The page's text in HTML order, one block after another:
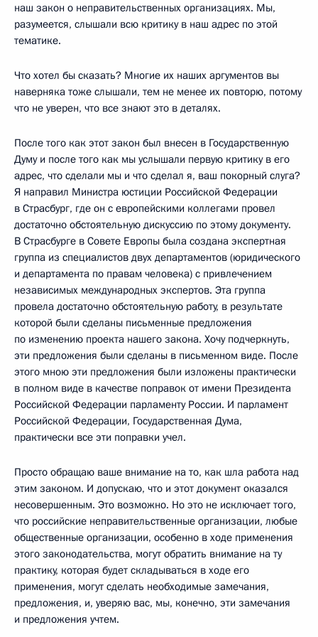
наш закон о неправительственных организациях. Мы,
разумеется, слышали всю критику в наш адрес по этой
тематике.
Что хотел бы сказать? Многие их наших аргументов вы
наверняка тоже слышали, тем не менее их повторю, потому
что не уверен, что все знают это в деталях.
После того как этот закон был внесен в Государственную
Думу и после того как мы услышали первую критику в его
адрес, что сделали мы и что сделал я, ваш покорный слуга?
Я направил Министра юстиции Российской Федерации
в Страсбург, где он с европейскими коллегами провел
достаточно обстоятельную дискуссию по этому документу.
В Страсбурге в Совете Европы была создана экспертная
группа из специалистов двух департаментов (юридического
и департамента по правам человека) с привлечением
независимых международных экспертов. Эта группа
провела достаточно обстоятельную работу, в результате
которой были сделаны письменные предложения
по изменению проекта нашего закона. Хочу подчеркнуть,
эти предложения были сделаны в письменном виде. После
этого мною эти предложения были изложены практически
в полном виде в качестве поправок от имени Президента
Российской Федерации парламенту России. И парламент
Российской Федерации, Государственная Дума,
практически все эти поправки учел.
Просто обращаю ваше внимание на то, как шла работа над
этим законом. И допускаю, что и этот документ оказался
несовершенным. Это возможно. Но это не исключает того,
что российские неправительственные организации, любые
общественные организации, особенно в ходе применения
этого законодательства, могут обратить внимание на ту
практику, которая будет складываться в ходе его
применения, могут сделать необходимые замечания,
предложения, и, уверяю вас, мы, конечно, эти замечания
и предложения учтем.